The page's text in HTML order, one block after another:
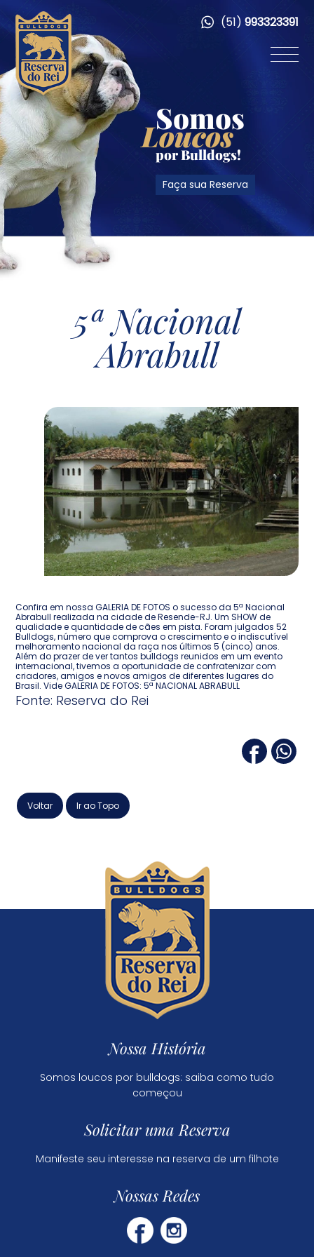
Somos
Loucos
por Bulldogs!
Faça sua Reserva
(51) 993323391
5ª Nacional
Abrabull
Confira em nossa GALERIA DE FOTOS o sucesso da 5ª Nacional
Abrabull realizada na cidade de Resende-RJ. Um SHOW de
qualidade e quantidade de cães em pista. Foram julgados 52
Bulldogs, número que comprova o crescimento e o indiscutível
melhoramento nacional da raça nos últimos 5 (cinco) anos.
Além do prazer de ver tantos bulldogs reunidos em um evento
internacional, tivemos a oportunidade de confratenizar com
criadores, amigos e novos amigos de diferentes lugares do
Brasil. Vide GALERIA DE FOTOS: 5ª NACIONAL ABRABULL
Fonte: Reserva do Rei
Voltar Ir ao Topo
Nossa História
Somos loucos por bulldogs: saiba como tudo
começou
Solicitar uma Reserva
Manifeste seu interesse na reserva de um filhote
Nossas Redes